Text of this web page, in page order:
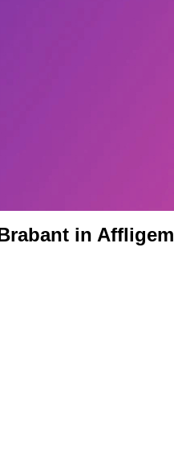
in Affligem